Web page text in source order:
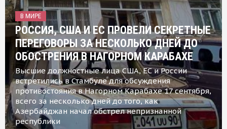
В МИРЕ
РОССИЯ, США И ЕС ПРОВЕЛИ СЕКРЕТНЫЕ
ПЕРЕГОВОРЫ ЗА НЕСКОЛЬКО ДНЕЙ ДО
ОБОСТРЕНИЯ В НАГОРНОМ КАРАБАХЕ
Высшие должностные лица США, ЕС и России
встретились в Стамбуле для обсуждения
противостояния в Нагорном Карабахе 17 сентября,
всего за несколько дней до того, как
Азербайджан начал обстрел непризнанной
республики